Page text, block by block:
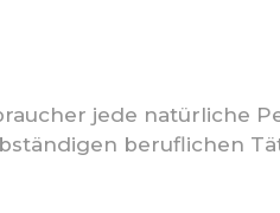
jede natürliche
beruflichen